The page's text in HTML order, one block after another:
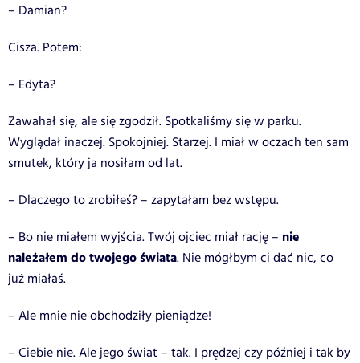
– Damian?
Cisza. Potem:
– Edyta?
Zawahał się, ale się zgodził. Spotkaliśmy się w parku.
Wyglądał inaczej. Spokojniej. Starzej. I miał w oczach ten sam
smutek, który ja nosiłam od lat.
– Dlaczego to zrobiłeś? – zapytałam bez wstępu.
– Bo nie miałem wyjścia. Twój ojciec miał rację – nie
należałem do twojego świata. Nie mógłbym ci dać nic, co
już miałaś.
– Ale mnie nie obchodziły pieniądze!
– Ciebie nie. Ale jego świat – tak. I prędzej czy później i tak by